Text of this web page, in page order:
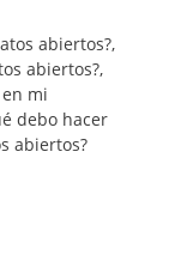
abiertos?,
abiertos?,
mi
debo hacer
abiertos?